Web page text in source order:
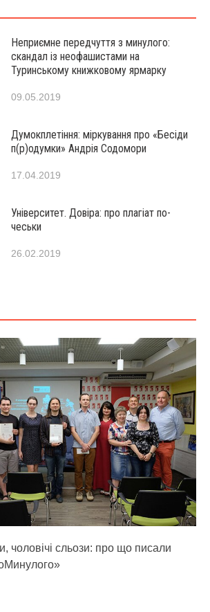
Неприємне передчуття з минулого:
скандал із неофашистами на
Туринському книжковому ярмарку
09.05.2019
Думокплетіння: міркування про «Бесіди
п(р)одумки» Андрія Содомори
17.04.2019
Університет. Довіра: про плагіат по-
чеськи
26.02.2019
чоловічі сльози: про що писали